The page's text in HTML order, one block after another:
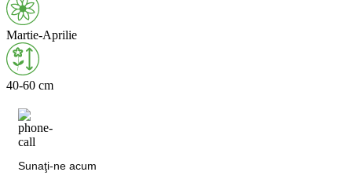
Martie-Aprilie
40-60 cm
Sunaţi-ne acum